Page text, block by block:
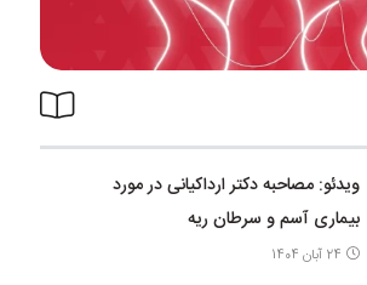
ویدئو: مصاحبه دکتر ارداکیانی در مورد
بیماری آسم و سرطان ریه
24 آبان 1404